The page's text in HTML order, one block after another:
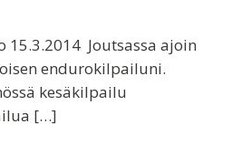
Joutsassa ajoin
endurokilpailuni.
kesäkilpailu
[…]